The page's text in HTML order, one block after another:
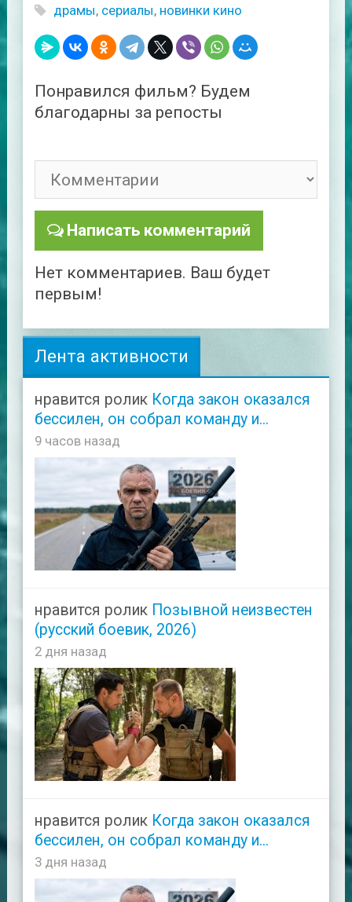
драмы, сериалы, новинки кино
Понравился фильм? Будем
благодарны за репосты
Написать комментарий
Нет комментариев. Ваш будет
первым!
Лента активности
нравится ролик Когда закон оказался
бессилен, он собрал команду и...
9 часов назад
нравится ролик Позывной неизвестен
(русский боевик, 2026)
2 дня назад
нравится ролик Когда закон оказался
бессилен, он собрал команду и...
3 дня назад